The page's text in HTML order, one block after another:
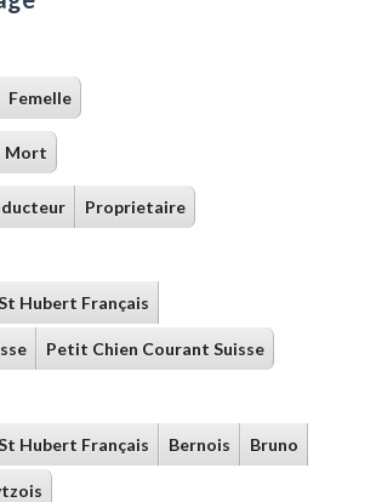
Femelle
Mort
Proprietaire
Hubert Français
Petit Chien Courant Suisse
Hubert Français Bernois Bruno